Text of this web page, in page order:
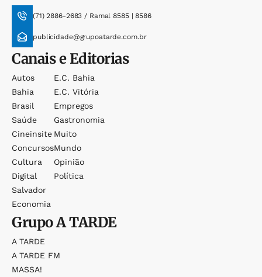
(71) 2886-2683 / Ramal 8585 | 8586
publicidade@grupoatarde.com.br
Canais e Editorias
Autos
Bahia
Brasil
Saúde
Cineinsite
Concursos
Cultura
Digital
Salvador
Economia
E.c. Bahia
E.c. Vitória
Empregos
Gastronomia
Muito
Mundo
Opinião
Política
GrupoA TARDE
A TARDE
A TARDE FM
MASSA!